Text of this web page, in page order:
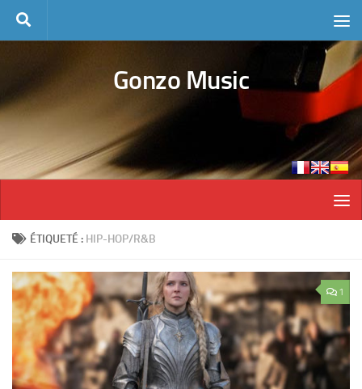
Skip to content
Gonzo Music
ÉTIQUETÉ : HIP-HOP/R&B
1